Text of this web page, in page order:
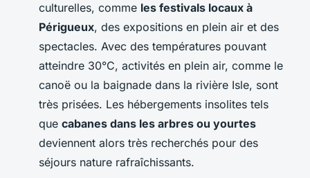
culturelles, comme les festivals locaux à
Périgueux, des expositions en plein air et des
spectacles. Avec des températures pouvant
atteindre 30°C, activités en plein air, comme le
canoë ou la baignade dans la rivière Isle, sont
très prisées. Les hébergements insolites tels
que cabanes dans les arbres ou yourtes
deviennent alors très recherchés pour des
séjours nature rafraîchissants.